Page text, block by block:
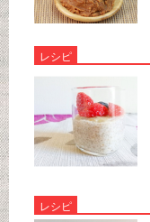
レシピ
レシピ